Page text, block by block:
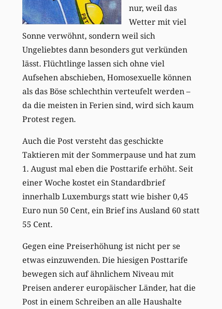
nur, weil das
Wetter mit viel
Sonne verwöhnt, sondern weil sich
Ungeliebtes dann besonders gut verkünden
lässt. Flüchtlinge lassen sich ohne viel
Aufsehen abschieben, Homosexuelle können
als das Böse schlechthin verteufelt werden –
da die meisten in Ferien sind, wird sich kaum
Protest regen.
Auch die Post versteht das geschickte
Taktieren mit der Sommerpause und hat zum
1. August mal eben die Posttarife erhöht. Seit
einer Woche kostet ein Standardbrief
innerhalb Luxemburgs statt wie bisher 0,45
Euro nun 50 Cent, ein Brief ins Ausland 60 statt
55 Cent.
Gegen eine Preiserhöhung ist nicht per se
etwas einzuwenden. Die hiesigen Posttarife
bewegen sich auf ähnlichem Niveau mit
Preisen anderer europäischer Länder, hat die
Post in einem Schreiben an alle Haushalte